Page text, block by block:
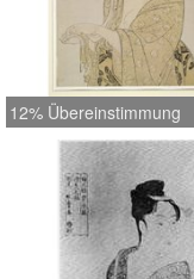
12% Übereinstimmung